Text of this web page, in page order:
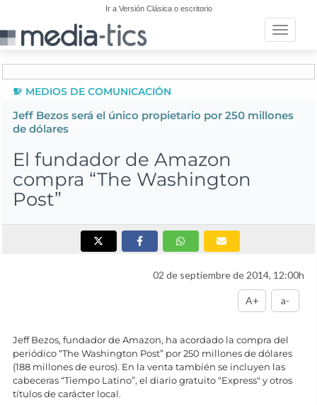
Ir a Versión Clásica o escritorio
Toggle
MEDIOS DE COMUNICACIÓN
Jeff Bezos será el único propietario por 250 millones
de dólares
El fundador de Amazon
compra “The Washington
Post”
02 de septiembre de 2014, 12:00h
A+ a-
Jeff Bezos, fundador de Amazon, ha acordado la compra del
periódico “The Washington Post” por 250 millones de dólares
(188 millones de euros). En la venta también se incluyen las
cabeceras“Tiempo Latino”, el diario gratuito “Express" y otros
títulos de carácter local.